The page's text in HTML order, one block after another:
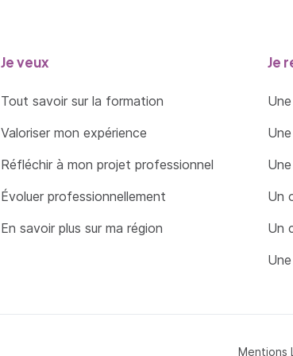
Je veux
Tout savoir sur la formation
Valoriser mon expérience
Réfléchir à mon projet professionnel
Évoluer professionnellement
En savoir plus sur ma région
Je
Un
Un
Menu
Mentions